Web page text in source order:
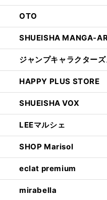
OTO
SHUEISHA MANGA-
ジャンプキャラクター
HAPPY PLUS STORE
SHUEISHA VOX
LEEマルシェ
SHOP Marisol
eclat premium
mirabella